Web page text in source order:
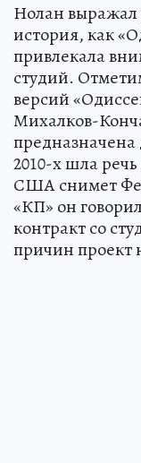
Нолан выражал
история, как
привлекала
студий.
версий
Михалков-
2010-х шла
США снимет
«КП» он
контракт со
причин проект